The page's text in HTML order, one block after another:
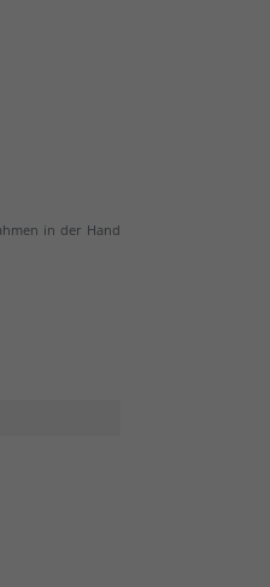
in der Hand